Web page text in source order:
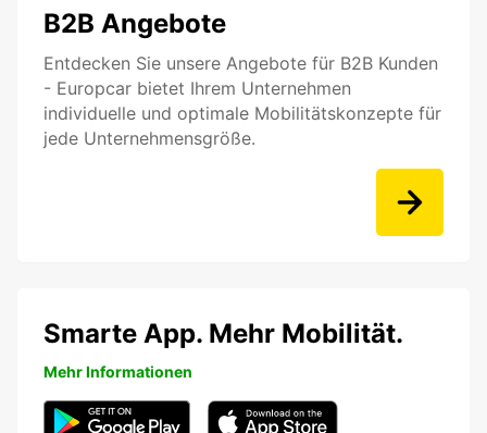
B2B Angebote
Entdecken Sie unsere Angebote für B2B Kunden
- Europcar bietet Ihrem Unternehmen
individuelle und optimale Mobilitätskonzepte für
jede Unternehmensgröße.
Smarte App. Mehr Mobilität.
Mehr Informationen